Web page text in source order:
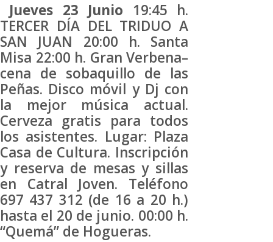
Jueves 23 Junio 19:45 h.
TERCER DÍA DEL TRIDUO A
SAN JUAN 20:00 h. Santa
Misa 22:00 h. Gran Verbena–
cena de sobaquillo de las
Peñas. Disco móvil y Dj con
la mejor música actual.
Cerveza gratis para todos
los asistentes. Lugar: Plaza
Casa de Cultura. Inscripción
y reserva de mesas y sillas
en Catral Joven. Teléfono
697 437 312 (de 16 a 20 h.)
hasta el 20 de junio. 00:00 h.
“Quemá” de Hogueras.